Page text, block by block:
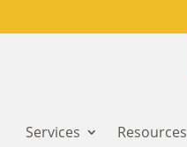
Services Resources